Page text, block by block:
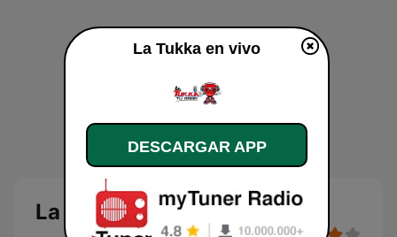
La Tukka
La Tukka en vivo
DESCARGAR APP